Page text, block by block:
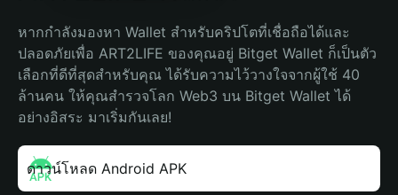
หากกำลังมองหา Wallet สำหรับคริปโตที่เชื่อถือได้และ
ปลอดภัยเพื่อ ART2LIFE ของคุณอยู่ Bitget Wallet ก็เป็นตัว
เลือกที่ดีที่สุดสำหรับคุณ ได้รับความไว้วางใจจากผู้ใช้ 40
ล้านคน ให้คุณสำรวจโลก Web3 บน Bitget Wallet ได้
อย่างอิสระ มาเริ่มกันเลย!
ดาวน์โหลด Android APK